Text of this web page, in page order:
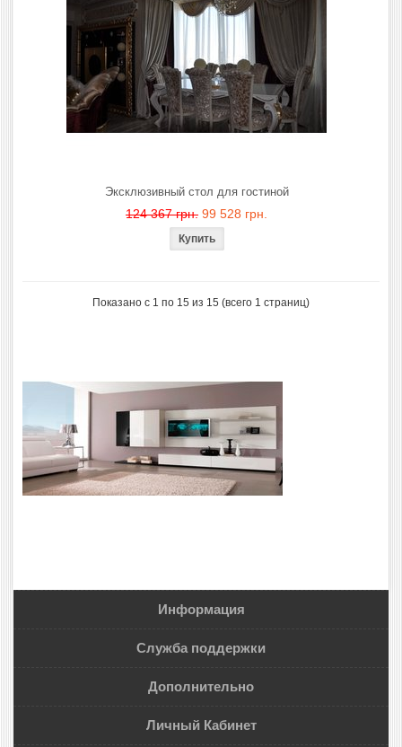
Эксклюзивный стол для гостиной
124 367 грн. 99 528 грн.
Показано с 1 по 15 из 15 (всего 1 страниц)
Информация
Служба поддержки
Дополнительно
Личный Кабинет